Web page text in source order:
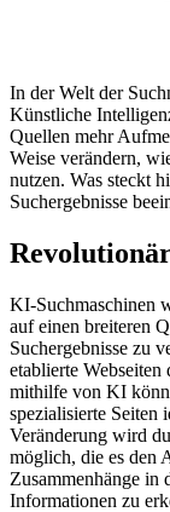
In der Welt der
Künstliche
Quellen mehr
Weise verändern,
nutzen. Was steckt
Suchergebnisse
KI-Suchmaschinen
auf einen breiteren
Suchergebnisse zu
etablierte
mithilfe von KI
spezialisierte Seiten
Veränderung wird
möglich, die es den
Zusammenhänge in
Informationen zu